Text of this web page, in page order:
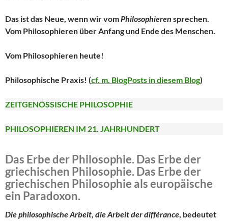
Das ist das Neue, wenn wir vomPhilosophieren sprechen.
Vom Philosophieren über Anfang und Ende des Menschen.
Vom Philosophieren heute!
Philosophische Praxis! (cf. m. BlogPosts in diesem Blog)
ZEITGENÖSSISCHE PHILOSOPHIE
PHILOSOPHIEREN IM 21. JAHRHUNDERT
Das Erbe der Philosophie. Das Erbe der
griechischen Philosophie. Das Erbe der
griechischen Philosophie als europäische
ein Paradoxon.
Die philosophische Arbeit, die Arbeit derdifférance, bedeutet